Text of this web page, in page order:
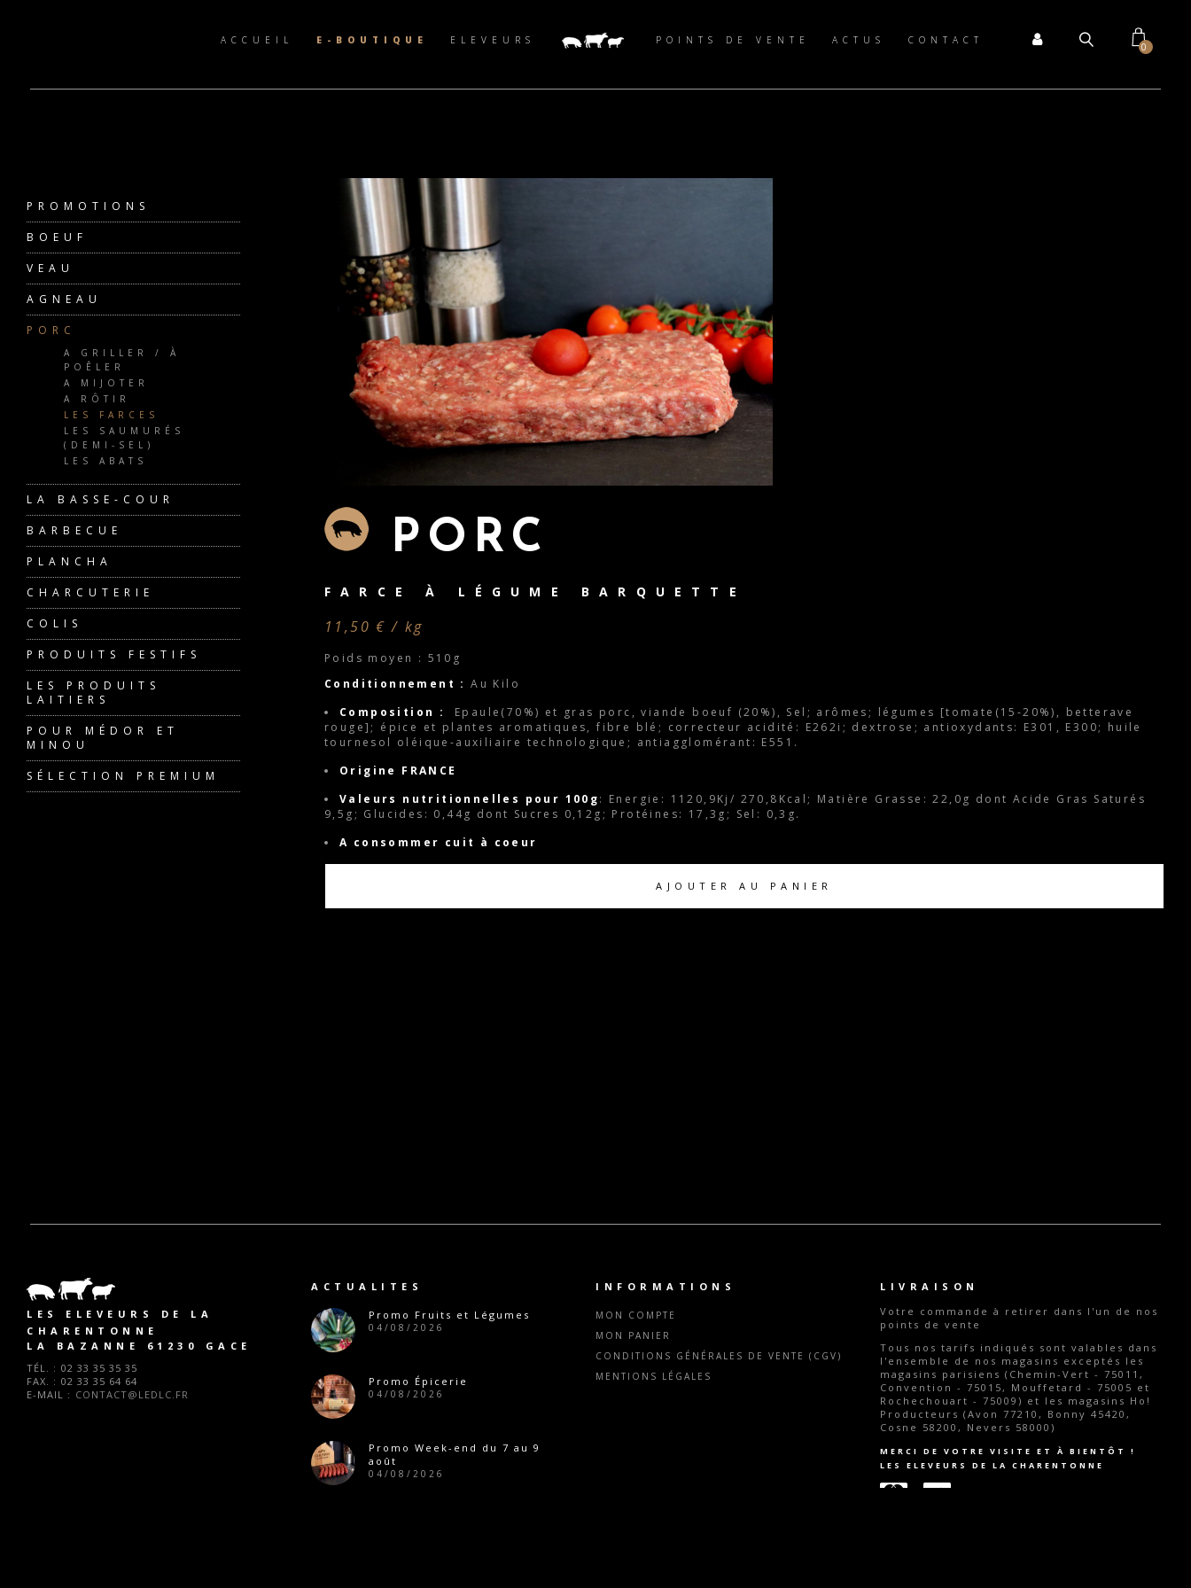
ACCUEIL E-BOUTIQUE ELEVEURS POINTS DE VENTE ACTUS CONTACT
0
PORC
FARCE À LÉGUME BARQUETTE
11,50 € / kg
Poids moyen : 510g
Conditionnement :Au Kilo
Composition :
Epaule(70%) et gras porc, viande boeuf (20%), Sel; arômes; légumes [tomate(15-20%), betterave
rouge]; épice et plantes aromatiques, fibre blé; correcteur acidité: E262i; dextrose; antioxydants: E301, E300; huile
tournesol oléique-auxiliaire technologique; antiagglomérant: E551.
Origine FRANCE
Valeurs nutritionnelles pour 100g: Energie: 1120,9Kj/ 270,8Kcal; Matière Grasse: 22,0g dont Acide Gras Saturés
9,5g; Glucides: 0,44g dont Sucres 0,12g; Protéines: 17,3g; Sel: 0,3g.
A consommer cuit à coeur
AJOUTER AU PANIER
PROMOTIONS
BOEUF
VEAU
AGNEAU
PORC
A GRILLER / À
POÊLER
A MIJOTER
A RÔTIR
LES FARCES
LES SAUMURÉS
(DEMI-SEL)
LES ABATS
LA BASSE-COUR
BARBECUE
PLANCHA
CHARCUTERIE
COLIS
PRODUITS FESTIFS
LES PRODUITS
LAITIERS
POUR MÉDOR ET
MINOU
SÉLECTION PREMIUM
LES ELEVEURS DE LA
CHARENTONNE
LA BAZANNE 61230 GACE
TÉL. : 02 33 35 35 35
FAX. : 02 33 35 64 64
E-MAIL : CONTACT@LEDLC.FR
ACTUALITES
Promo Fruits et Légumes
04/08/2026
Promo Épicerie
04/08/2026
Promo Week-end du 7 au 9
août
04/08/2026
INFORMATIONS
MON COMPTE
MON PANIER
CONDITIONS GÉNÉRALES DE VENTE (CGV)
MENTIONS LÉGALES
LIVRAISON
Votre commande à retirer dans l'un de nos
points de vente
Tous nos tarifs indiqués sont valables dans
l'ensemble de nos magasins exceptés les
magasins parisiens (Chemin-Vert - 75011,
Convention - 75015, Mouffetard - 75005 et
Rochechouart - 75009) et les magasins Ho!
Producteurs (Avon 77210, Bonny 45420,
Cosne 58200, Nevers 58000)
MERCI DE VOTRE VISITE ET À BIENTÔT !
LES ELEVEURS DE LA CHARENTONNE